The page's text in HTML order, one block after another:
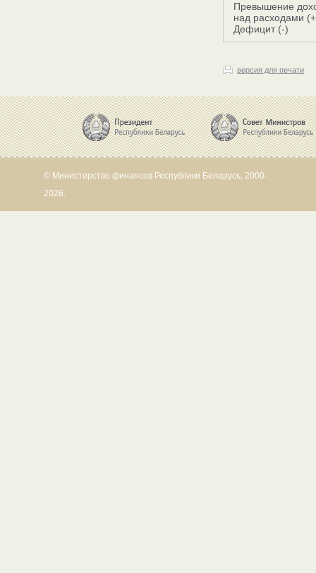
Превышение
над расходами
Дефицит (-)
версия для печати
© Министерство финансов Республики Беларусь, 2000-
2026.